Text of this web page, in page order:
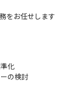
をお任せします
化
の検討